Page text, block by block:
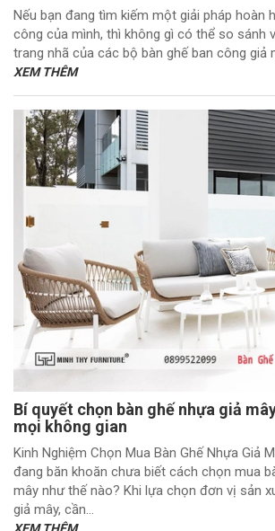
Nếu bạn đang tìm kiếm một giải pháp hoàn
công của mình, thì không gì có thể so sánh
trang nhã của các bộ bàn ghế ban công giả
XEM THÊM
Bí quyết chọn bàn ghế nhựa giả
mọi không gian
Kinh Nghiệm Chọn Mua Bàn Ghế Nhựa Giả
đang băn khoăn chưa biết cách chọn mua
mây như thế nào? Khi lựa chọn đơn vị sản
giả mây, cần...
XEM THÊM